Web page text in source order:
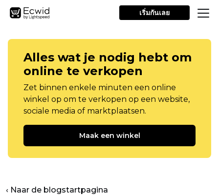
เริ่มกันเลย
Alles wat je nodig hebt om
online te verkopen
Zet binnen enkele minuten een online
winkel op om te verkopen op een website,
sociale media of marktplaatsen.
Maak een winkel
‹ Naar de blogstartpagina